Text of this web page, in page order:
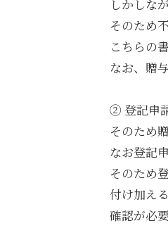
しかしな
そのため
こちらの
なお、贈
② 登記申
そのため
なお登記
そのため
付け加え
確認が必要